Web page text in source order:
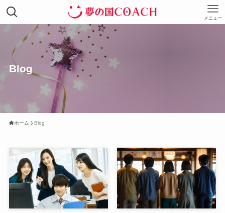
メニュー
Blog
ホーム Blog